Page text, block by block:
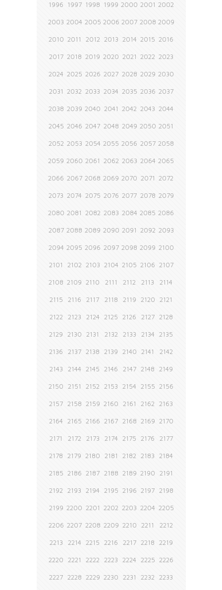
1996 1997 1998 1999 2000 2001 2002
2003 2004 2005 2006 2007 2008 2009
2010 2011 2012 2013 2014 2015 2016
2017 2018 2019 2020 2021 2022 2023
2024 2025 2026 2027 2028 2029 2030
2031 2032 2033 2034 2035 2036 2037
2038 2039 2040 2041 2042 2043 2044
2045 2046 2047 2048 2049 2050 2051
2052 2053 2054 2055 2056 2057 2058
2059 2060 2061 2062 2063 2064 2065
2066 2067 2068 2069 2070 2071 2072
2073 2074 2075 2076 2077 2078 2079
2080 2081 2082 2083 2084 2085 2086
2087 2088 2089 2090 2091 2092 2093
2094 2095 2096 2097 2098 2099 2100
2101 2102 2103 2104 2105 2106 2107
2108 2109 2110 2111 2112 2113 2114
2115 2116 2117 2118 2119 2120 2121
2122 2123 2124 2125 2126 2127 2128
2129 2130 2131 2132 2133 2134 2135
2136 2137 2138 2139 2140 2141 2142
2143 2144 2145 2146 2147 2148 2149
2150 2151 2152 2153 2154 2155 2156
2157 2158 2159 2160 2161 2162 2163
2164 2165 2166 2167 2168 2169 2170
2171 2172 2173 2174 2175 2176 2177
2178 2179 2180 2181 2182 2183 2184
2185 2186 2187 2188 2189 2190 2191
2192 2193 2194 2195 2196 2197 2198
2199 2200 2201 2202 2203 2204 2205
2206 2207 2208 2209 2210 2211 2212
2213 2214 2215 2216 2217 2218 2219
2220 2221 2222 2223 2224 2225 2226
2227 2228 2229 2230 2231 2232 2233